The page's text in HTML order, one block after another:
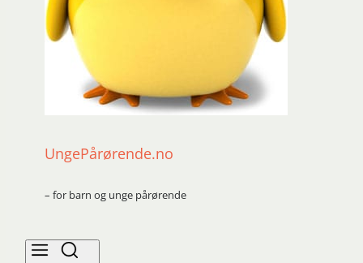
UngePårørende.no
– for barn og unge pårørende